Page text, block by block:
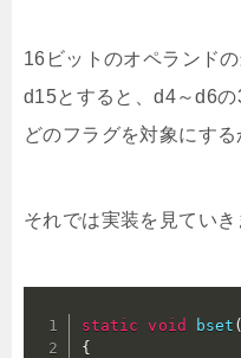
16ビットのオペランド
d15とすると、d4～d6
どのフラグを対象にする
それでは実装を見ていき
static void bset (
{